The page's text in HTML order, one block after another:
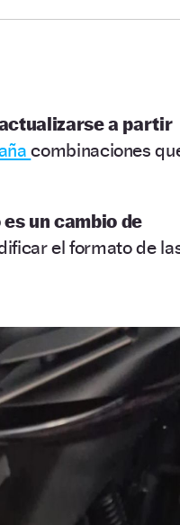
a partir
combinaciones
es un cambio de
el formato de